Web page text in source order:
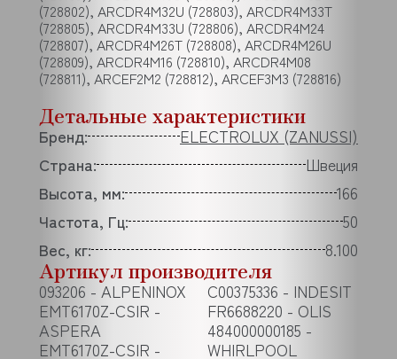
(728802), ARCDR4M32U (728803), ARCDR4M33T
(728805), ARCDR4M33U (728806), ARCDR4M24
(728807), ARCDR4M26T (728808), ARCDR4M26U
(728809), ARCDR4M16 (728810), ARCDR4M08
(728811), ARCEF2M2 (728812), ARCEF3M3 (728816)
Детальные характеристики
Бренд:
ELECTROLUX (ZANUSSI)
Страна:
Швеция
Высота, мм:
166
Частота, Гц:
50
Вес, кг:
8.100
Артикул производителя
093206 - ALPENINOX
EMT6170Z-CSIR -
ASPERA
EMT6170Z-CSIR -
C00375336 - INDESIT
FR6688220 - OLIS
484000000185 -
WHIRLPOOL